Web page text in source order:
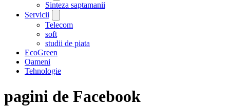
Sinteza saptamanii
Servicii
Telecom
soft
studii de piata
EcoGreen
Oameni
Tehnologie
pagini de Facebook